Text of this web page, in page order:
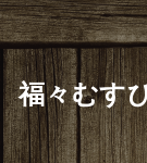
福々むす